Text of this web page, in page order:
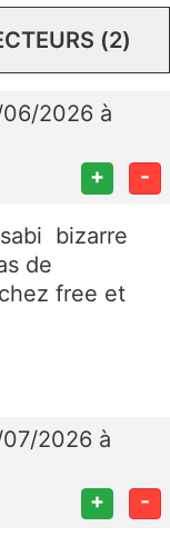
(2)
2026 à
+ -
bizarre
de
free et
2026 à
+ -